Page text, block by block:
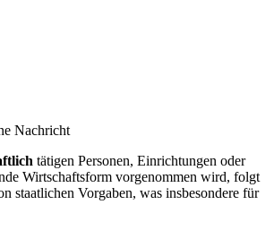
Nachricht
tätigen Personen, Einrichtungen oder
Wirtschaftsform vorgenommen wird, folgt
staatlichen Vorgaben, was insbesondere für